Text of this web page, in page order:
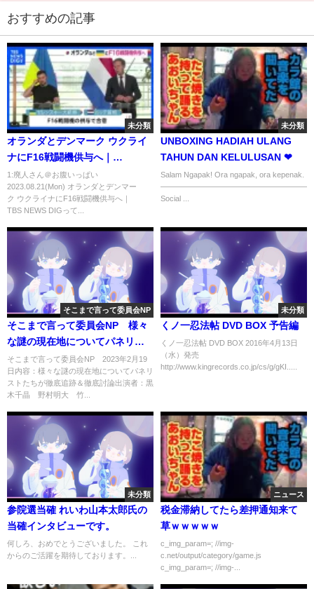
おすすめの記事
未分類
オランダとデンマーク ウクライ
ナにF16戦闘機供与へ｜
TBS NEWS DIG
1:廃人さん＠お腹いっぱい
2023.08.21(Mon) オランダとデンマー
ク ウクライナにF16戦闘機供与へ｜
TBS NEWS DIGって...
未分類
UNBOXING HADIAH ULANG
TAHUN DAN KELULUSAN ❤
Salam Ngapak! Ora ngapak, ora kepenak.
Social ...
そこまで言って委員会NP
そこまで言って委員会NP 様々
な謎の現在地についてパネリス
トたちが徹底追跡＆徹底討論 2
月19日
そこまで言って委員会NP 2023年2月19
日内容：様々な謎の現在地についてパネリ
ストたちが徹底追跡＆徹底討論出演者：黒
木千晶 野村明大 竹...
未分類
くノ一忍法帖 DVD BOX 予告編
くノ一忍法帖 DVD BOX 2016年4月13日
（水）発売
http://www.kingrecords.co.jp/cs/g/gKI.....
未分類
参院選当確 れいわ山本太郎氏の
当確インタビューです。
何しろ、おめでとうございました。 これ
からのご活躍を期待しております。...
ニュース
税金滞納してたら差押通知来て
草ｗｗｗｗｗ
c_img_param=; //img-
c.net/output/category/game.js
c_img_param=; //img-...